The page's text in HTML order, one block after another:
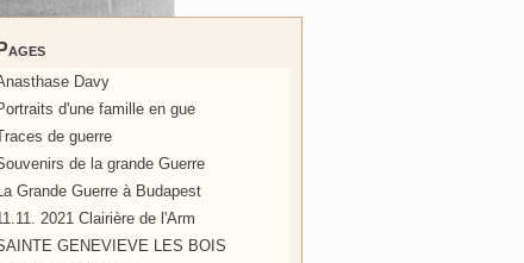
Pages
Davy
d'une famille en gue
de guerre
de la grande Guerre
Grande Guerre à Budapest
2021 Clairière de l'Arm
GENEVIEVE LES BOIS